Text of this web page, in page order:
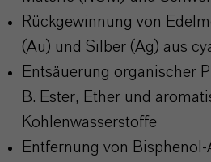
Rückgewinnung von
(Au) und Silber (Ag) aus
Entsäuerung organischer
B. Ester, Ether und
Kohlenwasserstoffe
Entfernung von Bisphenol-